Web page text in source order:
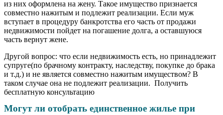
из них оформлена на жену. Такое имущество признается
совместно нажитым и подлежит реализации. Если муж
вступает в процедуру банкротства его часть от продажи
недвижимости пойдет на погашение долга, а оставшуюся
часть вернут жене.
Другой вопрос: что если недвижимость есть, но принадлежит
супруге(по брачному контракту, наследству, покупке до брака
и т.д.) и не является совместно нажитым имуществом? В
таком случае она не подлежит реализации. Получить
бесплатную консультацию
Могут ли отобрать единственное жилье при